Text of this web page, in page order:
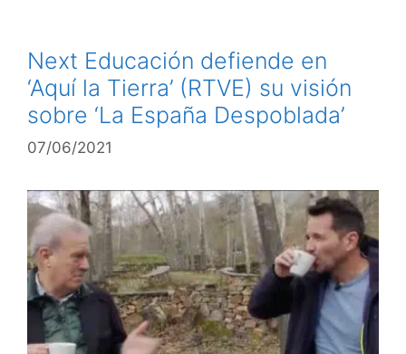
Next Educación defiende en
‘Aquí la Tierra’ (RTVE) su visión
sobre ‘La España Despoblada’
07/06/2021